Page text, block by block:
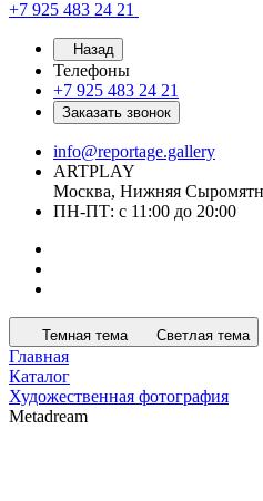
+7 925 483 24 21
Назад
Телефоны
+7 925 483 24 21
Заказать звонок
info@reportage.gallery
ARTPLAY
Москва, Нижняя
ПН-ПТ: с 11:00 до 20:00
Темная тема Светлая тема
Главная
Каталог
Художественная фотография
Metadream